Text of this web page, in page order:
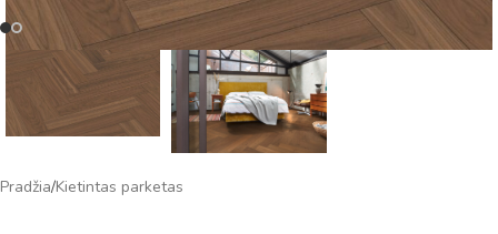
Pradžia/Kietintas parketas